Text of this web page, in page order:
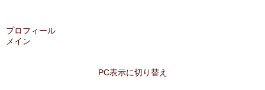
プロフィール
メイン
PC表示に切り替え